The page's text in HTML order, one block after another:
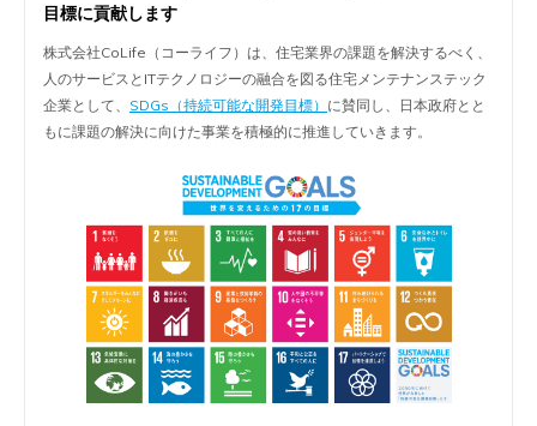
目標に貢献します
株式会社CoLife（コーライフ）は、住宅業界の課題を解決するべく、
人のサービスとITテクノロジーの融合を図る住宅メンテナンステック
企業として、 SDGs（持続可能な開発目標） に賛同し、日本政府とと
もに課題の解決に向けた事業を積極的に推進していきます。